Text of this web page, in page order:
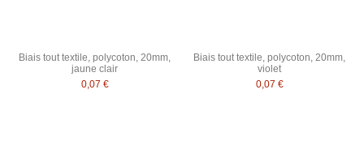
Biais tout textile, polycoton, 20mm,
jaune clair
0,07 €
Biais tout textile, polycoton, 20mm,
violet
0,07 €